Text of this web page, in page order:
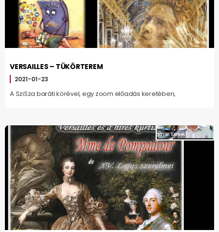
VERSAILLES – TÜKÖRTEREM
2021-01-23
A SziSza baráti körével, egy zoom előadás keretében,